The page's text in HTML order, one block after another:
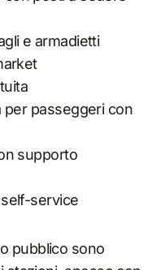
e armadietti
per passeggeri con
supporto
service
pubblico sono